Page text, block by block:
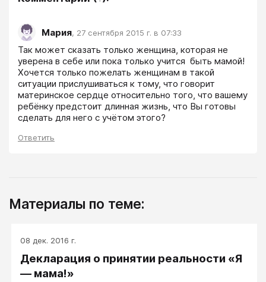
Мария, 27 сентября 2015 г. в 07:33
Так может сказать только женщина, которая не
уверена в себе или пока только учится  быть мамой!
Хочется только пожелать женщинам в такой
ситуации прислушиваться к тому, что говорит
материнское сердце относительно того, что вашему
ребёнку предстоит длинная жизнь, что Вы готовы
сделать для него с учётом этого?
Ответить
Материалы по теме:
08 дек. 2016 г.
Декларация о принятии реальности «Я
— мама!»